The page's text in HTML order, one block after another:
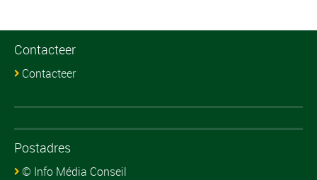
Contacteer
Contacteer
Postadres
© Info Média Conseil